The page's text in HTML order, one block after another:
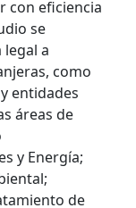
con eficiencia
se
a
como
entidades
áreas de
y Energía;
de